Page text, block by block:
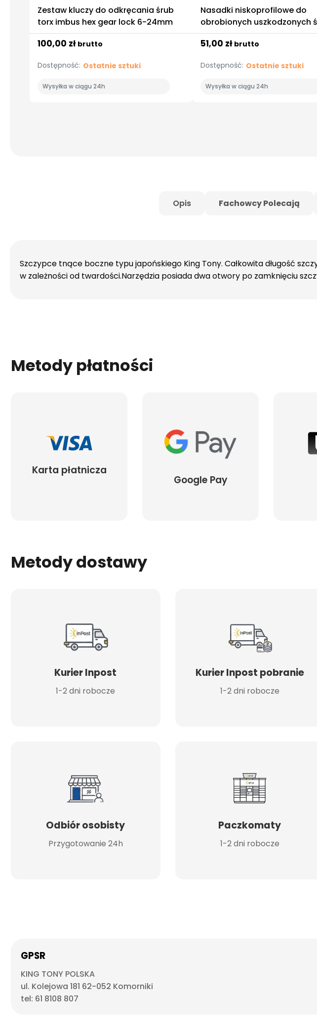
Zestaw kluczy do odkręcania śrub
torx imbus hex gear lock 6-24mm
100,00 zł brutto
Dostępność: Ostatnie sztuki
Wysyłka w ciągu 24h
Nasadki niskoprofilowe do
obrobionych uszkodzonych
19mm
51,00 zł brutto
Dostępność: Ostatnie sztuki
Wysyłka w ciągu 24h
Opis Fachowcy Polecają
Szczypce tnące boczne typu japońskiego King Tony. Całkowita długość
w zależności od twardości.Narzędzia posiada dwa otwory po zamknięciu
Metody płatności
Karta płatnicza
Google Pay
Metody dostawy
Kurier Inpost
1-2 dni robocze
Kurier Inpost pobranie
1-2 dni robocze
Odbiór osobisty
Przygotowanie 24h
Paczkomaty
1-2 dni robocze
GPSR
KING TONY POLSKA
ul. Kolejowa 181 62-052 Komorniki
tel: 61 8108 807